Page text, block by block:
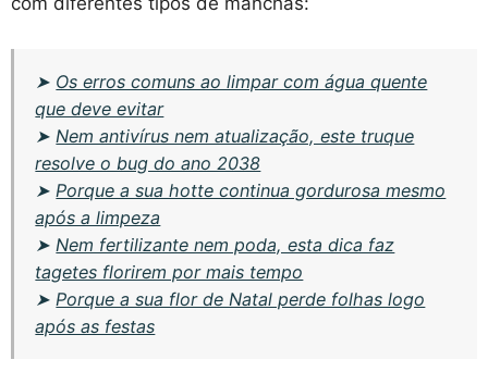
➤ Os erros comuns ao limpar com água quente
que deve evitar
➤ Nem antivírus nem atualização, este truque
resolve o bug do ano 2038
➤ Porque a sua hotte continua gordurosa mesmo
após a limpeza
➤ Nem fertilizante nem poda, esta dica faz
tagetes florirem por mais tempo
➤ Porque a sua flor de Natal perde folhas logo
após as festas